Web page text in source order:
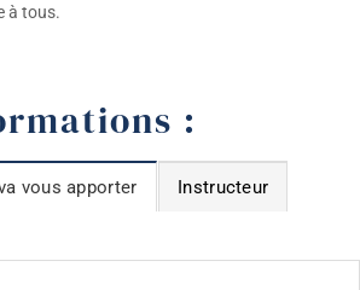
à tous.
:
vous apporter Instructeur